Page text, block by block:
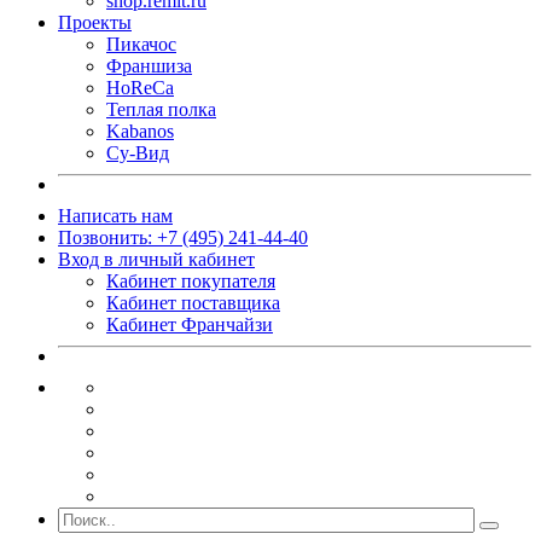
Проекты
Пикачос
Франшиза
HoReCa
Теплая полка
Kabanos
Су-Вид
Написать нам
Позвонить: +7 (495) 241-44-40
Вход в личный кабинет
Кабинет покупателя
Кабинет поставщика
Кабинет Франчайзи